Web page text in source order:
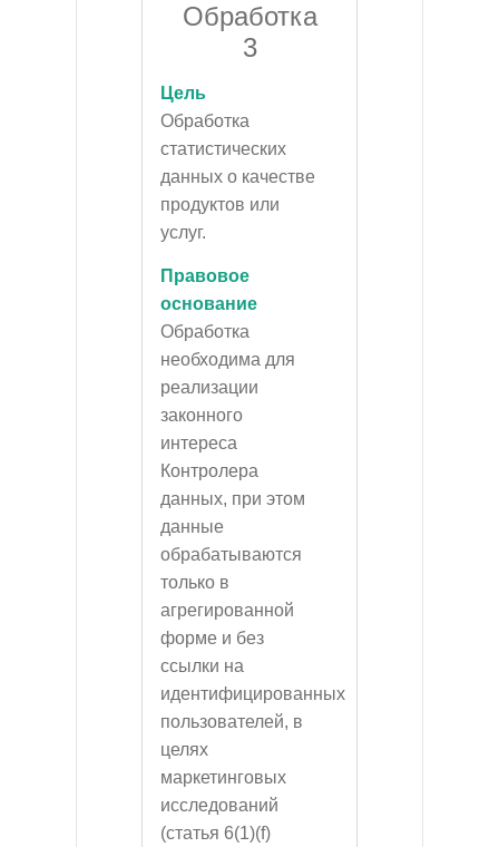
Обработка
3
Цель
Обработка
статистических
данных о качестве
продуктов или
услуг.
Правовое
основание
Обработка
необходима для
реализации
законного
интереса
Контролера
данных, при этом
данные
обрабатываются
только в
агрегированной
форме и без
ссылки на
идентифицированных
пользователей, в
целях
маркетинговых
исследований
(статья 6(1)(f)